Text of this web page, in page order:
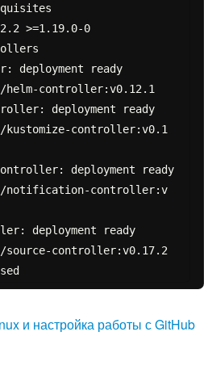
>=1.19.0-0
deployment ready
controller:v0.12.1
deployment ready
controller:v0.1
deployment ready
notification-controller:v
deployment ready
controller:v0.17.2
и настройка работы с GitHub